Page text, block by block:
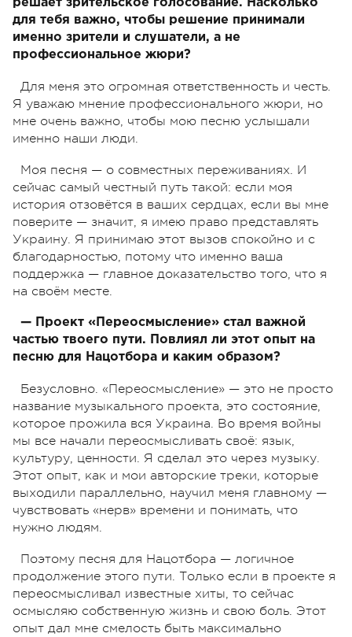
решает зрительское голосование. Насколько
для тебя важно, чтобы решение принимали
именно зрители и слушатели, а не
профессиональное жюри?
Для меня это огромная ответственность и честь.
Я уважаю мнение профессионального жюри, но
мне очень важно, чтобы мою песню услышали
именно наши люди.
Моя песня — о совместных переживаниях. И
сейчас самый честный путь такой: если моя
история отзовётся в ваших сердцах, если вы мне
поверите — значит, я имею право представлять
Украину. Я принимаю этот вызов спокойно и с
благодарностью, потому что именно ваша
поддержка — главное доказательство того, что я
на своём месте.
— Проект «Переосмысление» стал важной
частью твоего пути. Повлиял ли этот опыт на
песню для Нацотбора и каким образом?
Безусловно. «Переосмысление» — это не просто
название музыкального проекта, это состояние,
которое прожила вся Украина. Во время войны
мы все начали переосмысливать своё: язык,
культуру, ценности. Я сделал это через музыку.
Этот опыт, как и мои авторские треки, которые
выходили параллельно, научил меня главному —
чувствовать «нерв» времени и понимать, что
нужно людям.
Поэтому песня для Нацотбора — логичное
продолжение этого пути. Только если в проекте я
переосмысливал известные хиты, то сейчас
осмысляю собственную жизнь и свою боль. Этот
опыт дал мне смелость быть максимально